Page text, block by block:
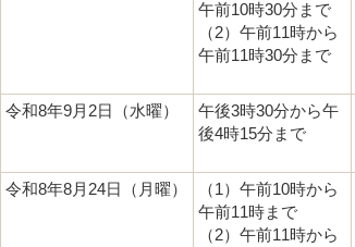
午前10時30分まで
（2）午前11時から
午前11時30分まで
令和8年9月2日（水曜）
午後3時30分から午
後4時15分まで
令和8年8月24日（月曜）
（1）午前10時から
午前11時まで
（2）午前11時から